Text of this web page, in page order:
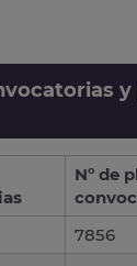
y
Nº de
7856